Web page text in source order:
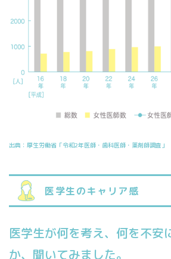
出典：厚生労働省「令和2年医師・歯科医師・薬剤師調査」
医学生のキャリア感
医学生が何を考え、 何を不安
か、 聞いてみました。